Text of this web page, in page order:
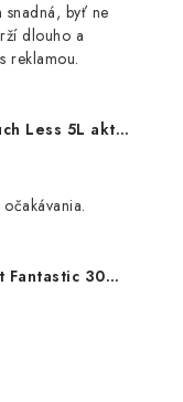
snadná, byť ne
dlouho a
reklamou.
Bilt Hamber Touch Less 5L aktivní pěna
Dodo Juice Light Fantastic 30ml měkký vosk